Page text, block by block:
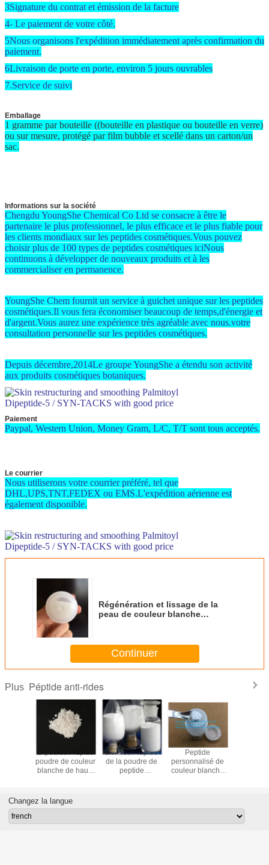
3Signature du contrat et émission de la facture
4- Le paiement de votre côté.
5Nous organisons l'expédition immédiatement après confirmation du
paiement.
6Livraison de porte en porte, environ 5 jours ouvrables
7.Service de suivi
Emballage
1 gramme par bouteille ((bouteille en plastique ou bouteille en verre)
ou sur mesure, protégé par film bubble et scellé dans un carton/un
sac.
Informations sur la société
Chengdu YoungShe Chemical Co Ltd se consacre à être le
partenaire le plus professionnel, le plus efficace et le plus fiable pour
les clients mondiaux sur les peptides cosmétiques.Vous pouvez
choisir plus de 100 types de peptides cosmétiques iciNous
continuons à développer de nouveaux produits et à les
commercialiser en permanence.
YoungShe Chem fournit un service à guichet unique sur les peptides
cosmétiques.Il vous fera économiser beaucoup de temps,d'énergie et
d'argent.Vous aurez une expérience très agréable avec nous.votre
consultation personnelle sur les peptides cosmétiques.
Depuis décembre,2014Le groupe YoungShe a étendu son activité
aux produits cosmétiques botaniques.
Paiement
Paypal, Western Union, Money Gram, L/C, T/T sont tous acceptés.
Le courrier
Nous utiliserons votre courrier préféré, tel que
DHL,UPS,TNT,FEDEX ou EMS.L'expédition aérienne est
également disponible.
Régénération et lissage de la
peau de couleur blanche
Continuer
Plus Péptide anti-rides
EGF
Expédition rapide
poudre de couleur
blanche de haute
Livraison rapide
de la poudre de
peptide
Leupeptine du
Peptide
personnalisé de
couleur blanche
Changez la langue